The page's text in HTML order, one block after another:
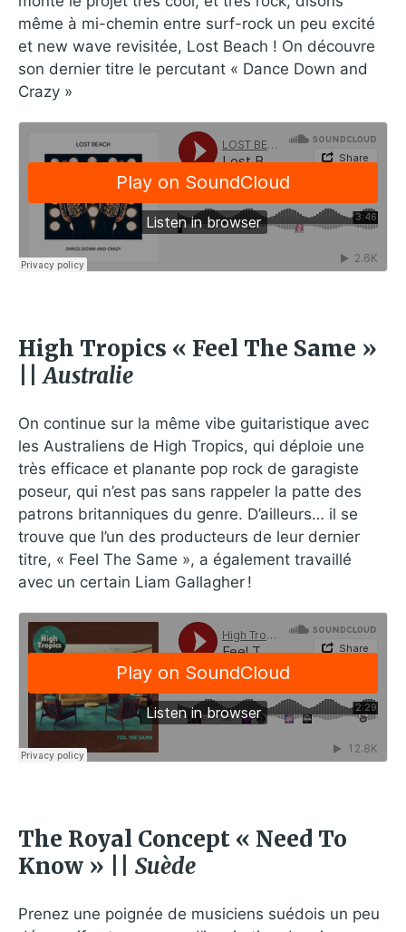
même à mi-chemin entre surf-rock un peu excité
et new wave revisitée, Lost Beach ! On découvre
son dernier titre le percutant « Dance Down and
Crazy »
High Tropics « Feel The Same »
||Australie
On continue sur la même vibe guitaristique avec
les Australiens de High Tropics, qui déploie une
très efficace et planante pop rock de garagiste
poseur, qui n’est pas sans rappeler la patte des
patrons britanniques du genre. D’ailleurs… il se
trouve que l’un des producteurs de leur dernier
titre, « Feel The Same », a également travaillé
avec un certain Liam Gallagher !
The Royal Concept « Need To
Know » || Suède
Prenez une poignée de musiciens suédois un peu